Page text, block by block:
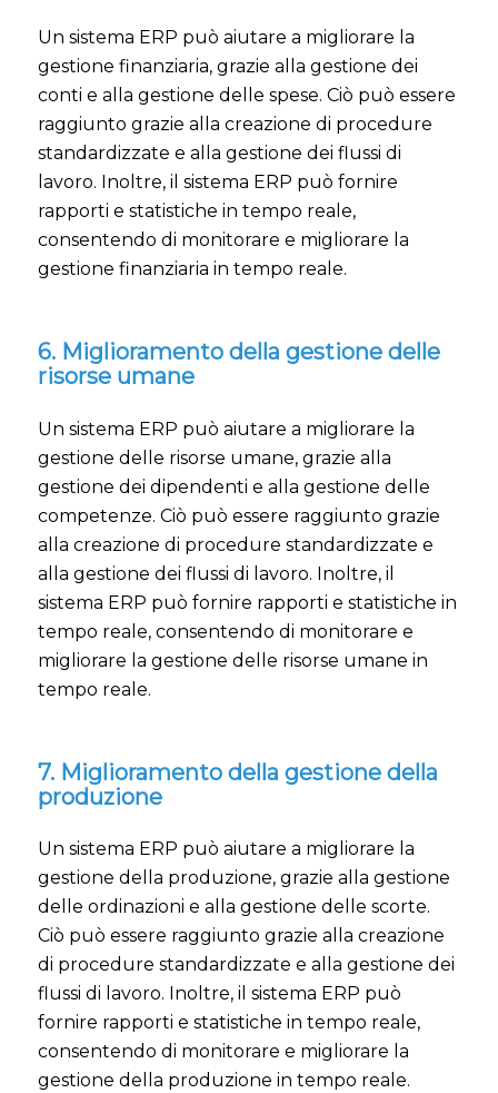
Un sistema ERP può aiutare a migliorare la
gestione finanziaria, grazie alla gestione dei
conti e alla gestione delle spese. Ciò può essere
raggiunto grazie alla creazione di procedure
standardizzate e alla gestione dei flussi di
lavoro. Inoltre, il sistema ERP può fornire
rapporti e statistiche in tempo reale,
consentendo di monitorare e migliorare la
gestione finanziaria in tempo reale.
6. Miglioramento della gestione delle
risorse umane
Un sistema ERP può aiutare a migliorare la
gestione delle risorse umane, grazie alla
gestione dei dipendenti e alla gestione delle
competenze. Ciò può essere raggiunto grazie
alla creazione di procedure standardizzate e
alla gestione dei flussi di lavoro. Inoltre, il
sistema ERP può fornire rapporti e statistiche in
tempo reale, consentendo di monitorare e
migliorare la gestione delle risorse umane in
tempo reale.
7. Miglioramento della gestione della
produzione
Un sistema ERP può aiutare a migliorare la
gestione della produzione, grazie alla gestione
delle ordinazioni e alla gestione delle scorte.
Ciò può essere raggiunto grazie alla creazione
di procedure standardizzate e alla gestione dei
flussi di lavoro. Inoltre, il sistema ERP può
fornire rapporti e statistiche in tempo reale,
consentendo di monitorare e migliorare la
gestione della produzione in tempo reale.